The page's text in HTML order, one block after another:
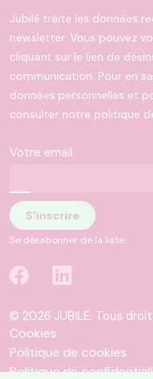
Jubilé traite les données
newsletter. Vous pouvez
cliquant sur le lien de
communication. Pour en
données personnelles et
consulter notre politique
Votre email
Se désabonner de la liste
© 2026 JUBILE. Tous
Cookies
Politique de cookies
Politique de